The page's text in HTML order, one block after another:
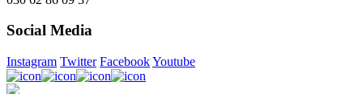
Social Media
Instagram Twitter FacebookYoutube